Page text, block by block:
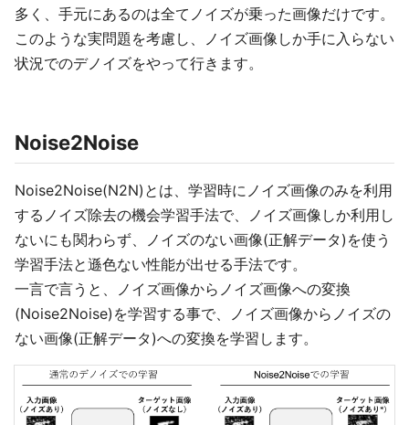
多く、手元にあるのは全てノイズが乗った画像だけです。
このような実問題を考慮し、ノイズ画像しか手に入らない
状況でのデノイズをやって行きます。
Noise2Noise
Noise2Noise(N2N)とは、学習時にノイズ画像のみを利用
するノイズ除去の機会学習手法で、ノイズ画像しか利用し
ないにも関わらず、ノイズのない画像(正解データ)を使う
学習手法と遜色ない性能が出せる手法です。
一言で言うと、ノイズ画像からノイズ画像への変換
(Noise2Noise)を学習する事で、ノイズ画像からノイズの
ない画像(正解データ)への変換を学習します。